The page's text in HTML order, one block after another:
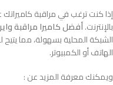
إذا كنت ترغب في مراقبة كاميراتك
بالإنترنت.أفضل كاميرا مراقبة
الشبكة المحلية بسهولة، مما
الهاتف أو الكمبيوتر.
ويمكنك معرفة المزيد عن :